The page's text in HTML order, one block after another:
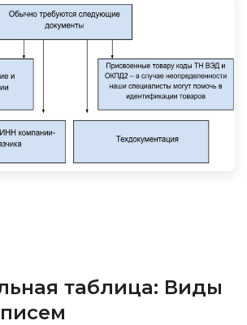
таблица: Виды